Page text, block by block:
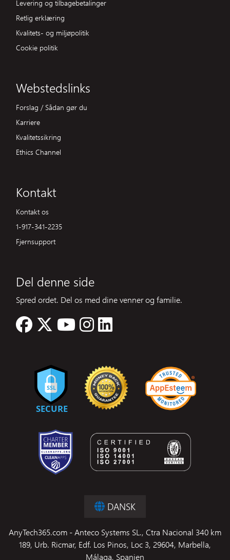
Levering og tilbagebetalinger
Retlig erklæring
Kvalitets- og miljøpolitik
Cookie politik
Webstedslinks
Forslag / Sådan gør du
Karriere
Kvalitetssikring
Ethics Channel
Kontakt
Kontakt os
1-917-341-2235
Fjernsupport
Del denne side
Spred ordet. Del os med dine venner og familie.
DANSK
AnyTech365.com - Anteco Systems SL., Ctra Nacional 340 km
189, Urb. Ricmar, Edf. Los Pinos, Loc 3, 29604, Marbella,
Málaga, Spanien